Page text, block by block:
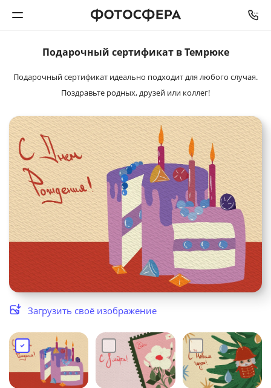
Печать фото
Календари
Интерьерная печать
Фотоподарки
Багетная мастерская
Полиграфия
Услуги и сервис
Магазин
Подарочный сертификат в Темрюке
Подарочный сертификат идеально подходит для любого случая.
Поздравьте родных, друзей или коллег!
Загрузить своё изображение